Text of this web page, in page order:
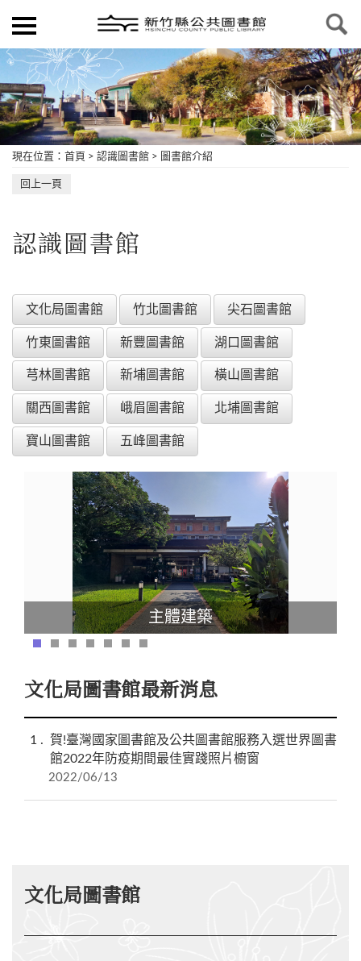
現在位置 ： 首頁 > 認識圖書館 > 圖書館介紹
回上一頁
認識圖書館
文化局圖書館 竹北圖書館 尖石圖書館
竹東圖書館 新豐圖書館 湖口圖書館
芎林圖書館 新埔圖書館 橫山圖書館
關西圖書館 峨眉圖書館 北埔圖書館
寶山圖書館 五峰圖書館
主體建築
文化局圖書館最新消息
1
賀!臺灣國家圖書館及公共圖書館服務入選世界圖書
館2022年防疫期間最佳實踐照片櫥窗
2022/06/13
文化局圖書館